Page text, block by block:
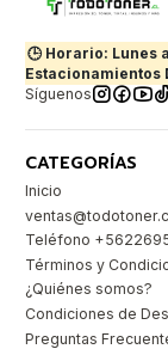
🕒 Horario: Lunes
Estacionamientos
Síguenos
CATEGORÍAS
Inicio
Teléfono
Términos y
¿Quiénes somos?
Condiciones de
Preguntas